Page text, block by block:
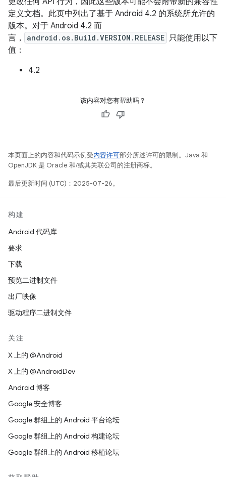
定义文档。此页中列出了基于 Android 4.2 的系统所允许的
版本。对于 Android 4.2 而
言，
android.os.Build.VERSION.RELEASE 只能使用以下
值：
4.2
该内容对您有帮助吗？
本页面上的内容和代码示例受内容许可部分所述许可的限制。Java 和
OpenJDK 是 Oracle 和/或其关联公司的注册商标。
最后更新时间 (UTC)：2025-07-26。
构建
Android 代码库
要求
下载
预览二进制文件
出厂映像
驱动程序二进制文件
关注
X 上的 @Android
X 上的 @AndroidDev
Android 博客
Google 安全博客
Google 群组上的 Android 平台论坛
Google 群组上的 Android 构建论坛
Google 群组上的 Android 移植论坛